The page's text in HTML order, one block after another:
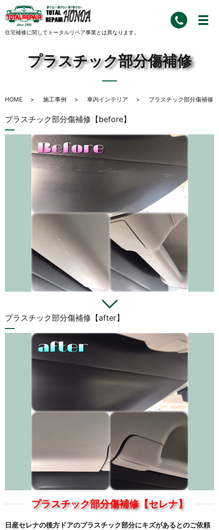
住宅補修に関してトータルリペア事業とは異なります。
プラスチック部分傷補修
HOME 施工事例 車内インテリア プラスチック部分傷補修
プラスチック部分傷補修【before】
プラスチック部分傷補修【after】
プラスチック部分傷補修【セレナ】
日産セレナの後方ドアのプラスチック部分にキズがあるとのご依頼